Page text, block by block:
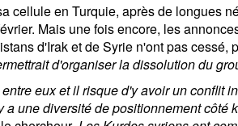
cellule en Turquie, après de longues
Mais une fois encore, les
d'Irak et de Syrie n'ont pas
d'organiser la dissolution du
eux et il risque d'y avoir un conflit
a une diversité de positionnement côté